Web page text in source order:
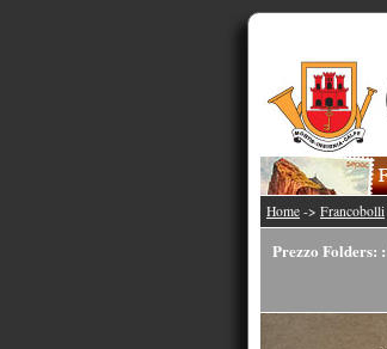
Home -> Francobolli
Prezzo Folders: :